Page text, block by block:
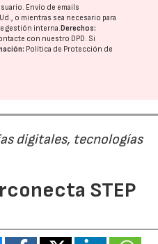
Envío de emails
o mientras sea necesario para
gestión interna.Derechos:
con nuestro DPD. Si
Política de Protección de
digitales, tecnologías
STEP